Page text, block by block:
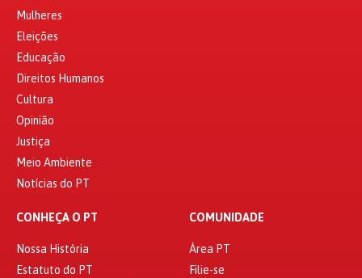
Mulheres
Eleições
Educação
Direitos Humanos
Cultura
Opinião
Justiça
Meio Ambiente
Notícias do PT
CONHEÇA O PT
Nossa História
Estatuto do PT
COMUNIDADE
Área PT
Filie-se